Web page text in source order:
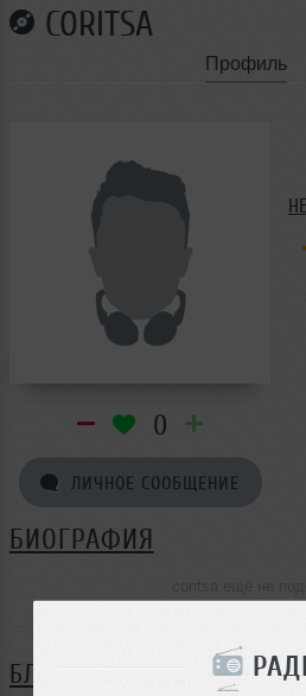
CORITSA
Профиль
0
ЛИЧНОЕ СООБЩЕНИЕ
БИОГРАФИЯ
БЛОГ